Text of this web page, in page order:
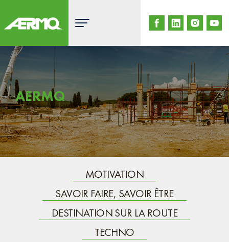
content
AERMQ
MOTIVATION
SAVOIR FAIRE, SAVOIR ÊTRE
DESTINATION SUR LA ROUTE
TECHNO